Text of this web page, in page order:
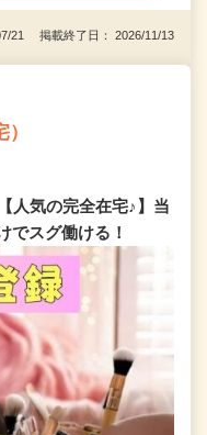
21 掲載終了日： 2026/11/13
人気の完全在宅♪】当
でスグ働ける！